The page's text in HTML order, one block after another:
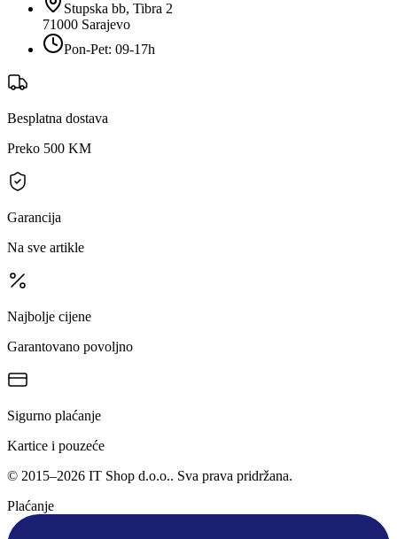
Stupska bb, Tibra 2
71000 Sarajevo
Pon-Pet: 09-17h
Besplatna dostava
Preko 500 KM
Garancija
Na sve artikle
Najbolje cijene
Garantovano povoljno
Sigurno plaćanje
Kartice i pouzeće
© 2015–2026 IT Shop d.o.o.. Sva prava pridržana.
Plaćanje